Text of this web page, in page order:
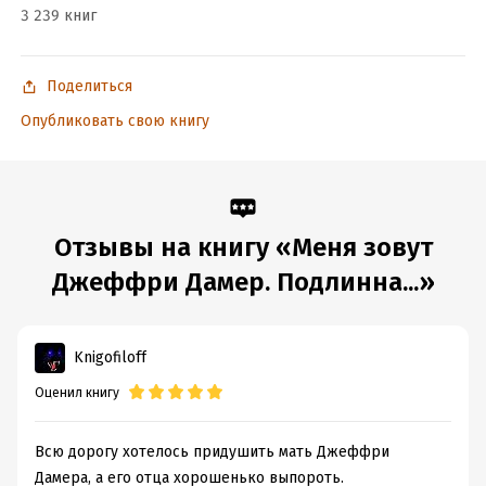
Дата написания:
Дата поступления:
ISBN (EAN): 9785907024946
3 239 книг
Поделиться
Опубликовать свою книгу
Отзывы на книгу «Меня зовут
Джеффри Дамер. Подлинна...»
Knigofiloff
Оценил книгу
Всю дорогу хотелось придушить мать Джеффри
Дамера, а его отца хорошенько выпороть.